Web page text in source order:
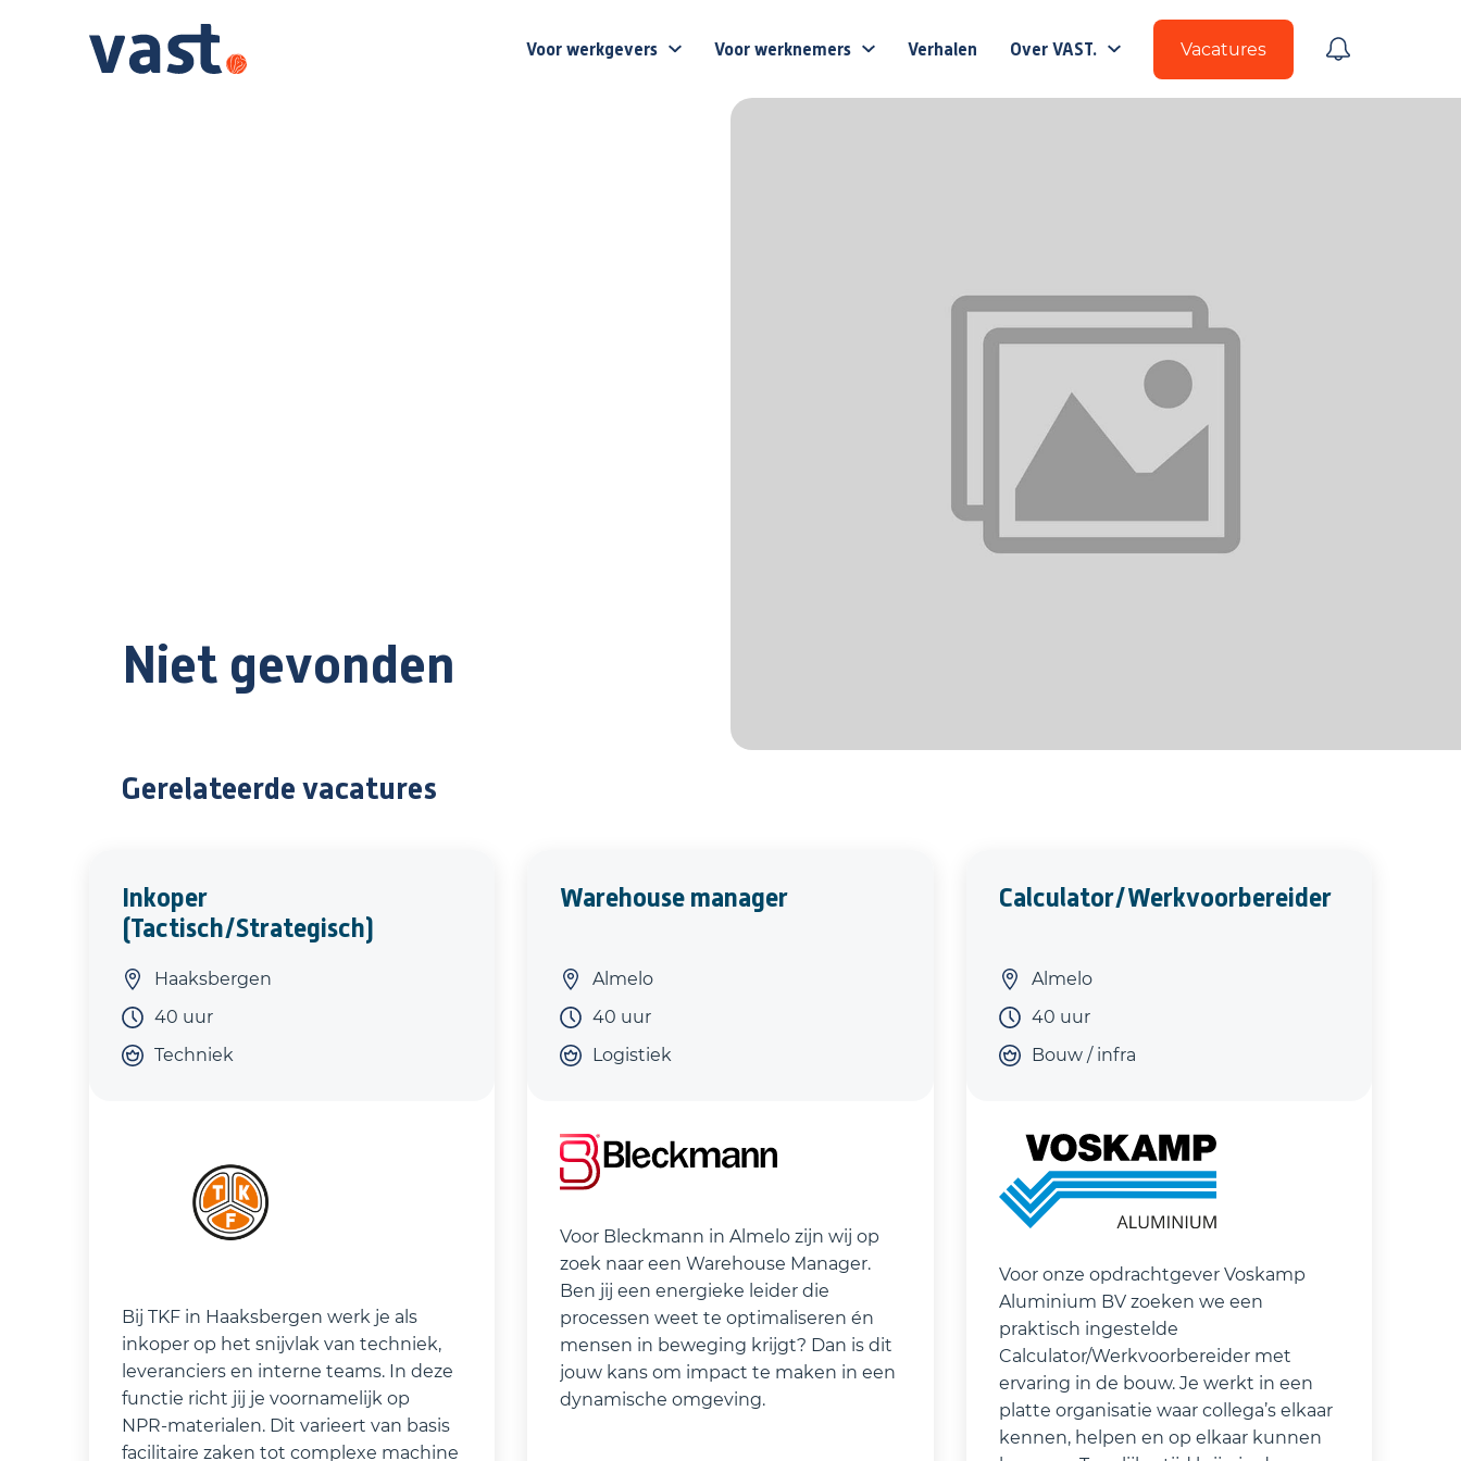
Voor werkgevers Voor werknemers Verhalen Over VAST. Vacatures
Niet gevonden
Gerelateerde vacatures
Inkoper
(Tactisch/Strategisch)
Haaksbergen
40 uur
Techniek
Bij TKF in Haaksbergen werk je als
inkoper op het snijvlak van techniek,
leveranciers en interne teams. In deze
functie richt jij je voornamelijk op
NPR‑materialen. Dit varieert van basis
facilitaire zaken tot complexe machine
Warehouse manager
Almelo
40 uur
Logistiek
Voor Bleckmann in Almelo zijn wij op
zoek naar een Warehouse Manager.
Ben jij een energieke leider die
processen weet te optimaliseren én
mensen in beweging krijgt? Dan is dit
jouw kans om impact te maken in een
dynamische omgeving.
Calculator/Werkvoorbereider
Almelo
40 uur
Bouw / infra
Voor onze opdrachtgever Voskamp
Aluminium BV zoeken we een
praktisch ingestelde
Calculator/Werkvoorbereider met
ervaring in de bouw. Je werkt in een
platte organisatie waar collega’s elkaar
kennen, helpen en op elkaar kunnen